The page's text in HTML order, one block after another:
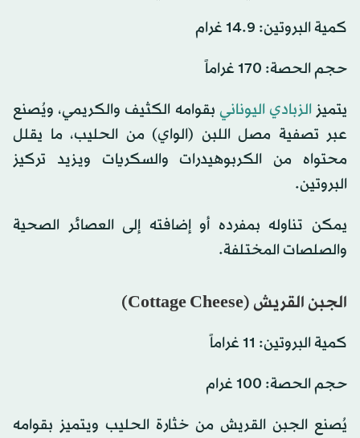
كمية البروتين: 14.9 غرام
حجم الحصة: 170 غراماً
يتميز الزبادي اليوناني بقوامه الكثيف والكريمي، ويُصنع
عبر تصفية مصل اللبن (الواي) من الحليب، ما يقلل
محتواه من الكربوهيدرات والسكريات ويزيد تركيز
البروتين.
يمكن تناوله بمفرده أو إضافته إلى العصائر الصحية
والصلصات المختلفة.
الجبن القريش (Cottage Cheese)
كمية البروتين: 11 غراماً
حجم الحصة: 100 غرام
يُصنع الجبن القريش من خثارة الحليب ويتميز بقوامه